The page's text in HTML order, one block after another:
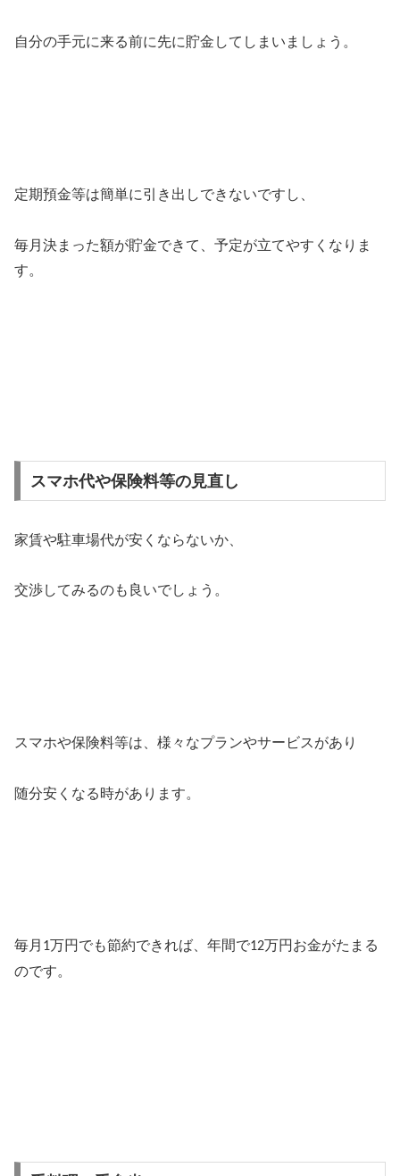
自分の手元に来る前に先に貯金してしまいましょう。
定期預金等は簡単に引き出しできないですし、
毎月決まった額が貯金できて、予定が立てやすくなりま
す。
スマホ代や保険料等の見直し
家賃や駐車場代が安くならないか、
交渉してみるのも良いでしょう。
スマホや保険料等は、様々なプランやサービスがあり
随分安くなる時があります。
毎月 1万円でも節約できれば、年間で12万円お金がたまる
のです。